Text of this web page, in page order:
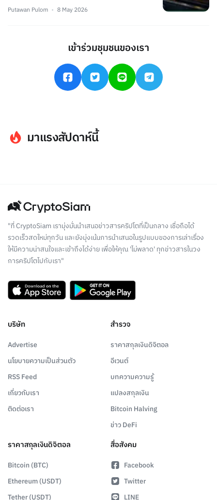
Putawan Pulom 8 May 2026
เข้าร่วมชุมชนของเรา
มาแรงสัปดาห์นี้
"ที่ CryptoSiam เรามุ่งมั่นนำเสนอข่าวสารคริปโตที่เป็นกลาง เชื่อถือได้
รวดเร็วสดใหม่ทุกวัน และยังมุ่งเน้นการนำเสนอในรูปแบบของการเล่าเรื่อง
ให้มีความน่าสนใจและเข้าถึงได้ง่าย เพื่อให้คุณ 'ไม่พลาด' ทุกข่าวสารในวง
การคริปโตไปกับเรา"
บริษัท
Advertise
นโยบายความเป็นส่วนตัว
RSS Feed
เกี่ยวกับเรา
ติดต่อเรา
สำรวจ
ราคาสกุลเงินดิจิตอล
อีเวนต์
บทความความรู้
แปลงสกุลเงิน
Bitcoin Halving
ข่าว DeFi
ราคาสกุลเงินดิจิตอล
Bitcoin (BTC)
Ethereum (USDT)
Tether (USDT)
สื่อสังคม
Facebook
Twitter
LINE